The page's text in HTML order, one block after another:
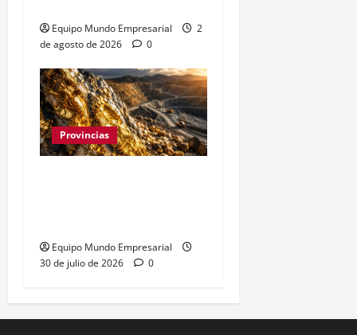
Equipo Mundo Empresarial
2
de agosto de 2026
0
Provincias
Equipo Mundo Empresarial
30 de julio de 2026
0